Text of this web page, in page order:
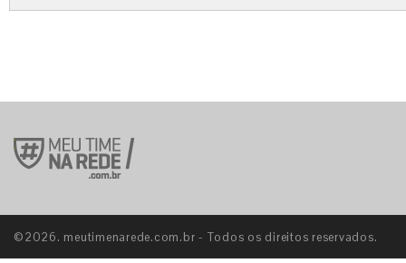
©2026. meutimenarede.com.br - Todos os direitos reservados.